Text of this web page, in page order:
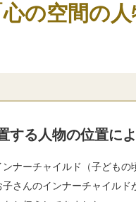
の空間の
する人物の位置に
ナーチャイルド（子ども
さんのインナーチャイル